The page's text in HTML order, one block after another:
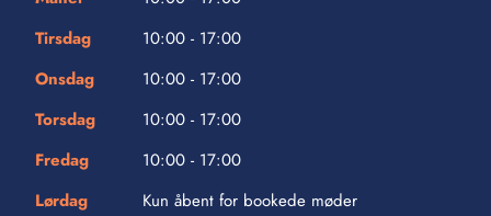
Tirsdag
10:00 - 17:00
Onsdag
10:00 - 17:00
Torsdag
10:00 - 17:00
Fredag
10:00 - 17:00
Lørdag
Kun åbent for bookede møder